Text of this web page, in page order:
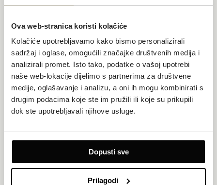
Ova web-stranica koristi kolačiće
Kolačiće upotrebljavamo kako bismo personalizirali
sadržaj i oglase, omogućili značajke društvenih medija i
analizirali promet. Isto tako, podatke o vašoj upotrebi
naše web-lokacije dijelimo s partnerima za društvene
medije, oglašavanje i analizu, a oni ih mogu kombinirati s
drugim podacima koje ste im pružili ili koje su prikupili
dok ste upotrebljavali njihove usluge.
Dopusti sve
Prilagodi
1 king size krevet ili twin kreveti te 1 sofa na razvlačenje
Idealna za obitelji, ova Superior dvokrevetna soba pruža
udobnost, prostor i pogled na Jadransko more za opušten
odmor.
ISTRAŽI
POSEBNE PONUDE